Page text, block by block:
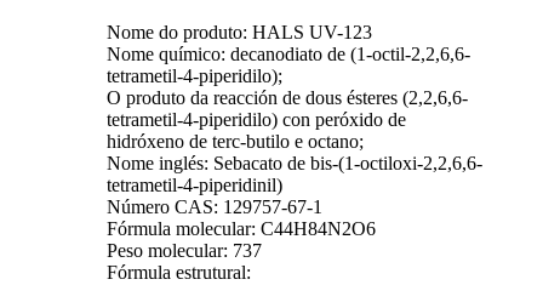
Nome do produto: HALS UV-123
Nome químico: decanodiato de (1-octil-2,2,6,6-
tetrametil-4-piperidilo);
O produto da reacción de dous ésteres (2,2,6,6-
tetrametil-4-piperidilo) con peróxido de
hidróxeno de terc-butilo e octano;
Nome inglés: Sebacato de bis-(1-octiloxi-2,2,6,6-
tetrametil-4-piperidinil)
Número CAS: 129757-67-1
Fórmula molecular: C44H84N2O6
Peso molecular: 737
Fórmula estrutural: